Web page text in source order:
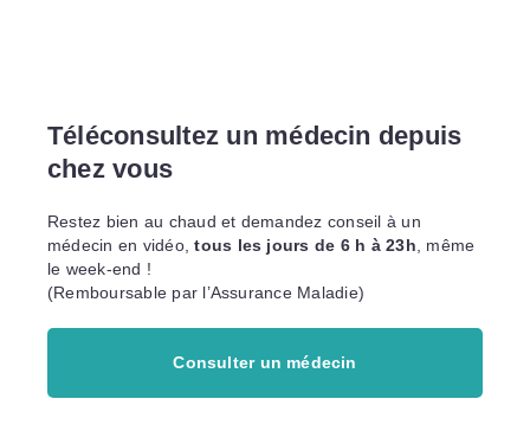
Téléconsultez un médecin depuis
chez vous
Restez bien au chaud et demandez conseil à un
médecin en vidéo, tous les jours de 6 h à 23h , même
le week-end !
(Remboursable par l’Assurance Maladie)
Consulter un médecin